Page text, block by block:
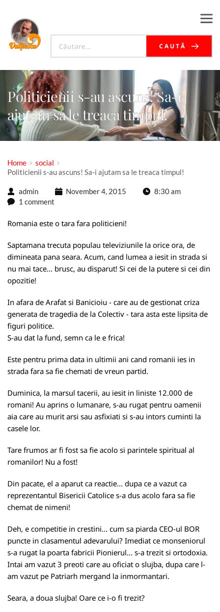
CAUTĂ
Politicienii s-au ascuns! Sa-i
ajutam sa le treaca timpul!
Home
social
Politicienii s-au ascuns! Sa-i ajutam sa le treaca timpul!
admin November 4, 2015
8:30 am
1 comment
Romania este o tara fara politicieni!
Saptamana trecuta populau televiziunile la orice ora, de
dimineata pana seara. Acum, cand lumea a iesit in strada si
nu mai tace... brusc, au disparut! Si cei de la putere si cei din
opozitie!
In afara de Arafat si Banicioiu - care au de gestionat criza
generata de tragedia de la Colectiv - tara asta este lipsita de
figuri politice.
S-au dat la fund, semn ca le e frica!
Este pentru prima data in ultimii ani cand romanii ies in
strada fara sa fie chemati de vreun partid.
Duminica, la marsul tacerii, au iesit in liniste 12.000 de
romani! Au aprins o lumanare, s-au rugat pentru oamenii
aia care au murit arsi sau asfixiati si s-au intors cuminti la
casele lor.
Tare frumos ar fi fost sa fie acolo si parintele spiritual al
romanilor! Nu a fost!
Din pacate, el a aparut ca reactie... dupa ce a vazut ca
reprezentantul Bisericii Catolice s-a dus acolo fara sa fie
chemat de nimeni!
Deh, e competitie in crestini... cum sa piarda CEO-ul BOR
puncte in clasamentul adevarului? Imediat ce monseniorul
s-a rugat la poarta fabricii Pionierul... s-a trezit si ortodoxia.
Intai am vazut 3 preoti care au oficiat o slujba, dupa care l-
am vazut pe Patriarh mergand la inmormantari.
Seara, a doua slujba! Oare ce i-o fi trezit?